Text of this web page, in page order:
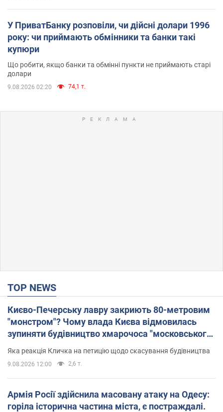
У ПриватБанку розповіли, чи дійсні долари 1996
року: чи приймають обмінники та банки такі
купюри
Що робити, якщо банки та обмінні пункти не приймають старі
долари
9.08.2026 02:20 74,1 т.
TOP NEWS
Києво-Печерську лавру закриють 80-метровим
"монстром"? Чому влада Києва відмовилась
зупиняти будівництво хмарочоса "московського
вірянина"
Яка реакція Кличка на петицію щодо скасування будівництва
9.08.2026 12:00 2,6 т.
Армія Росії здійснила масовану атаку на Одесу:
горіла історична частина міста, є постраждалі.